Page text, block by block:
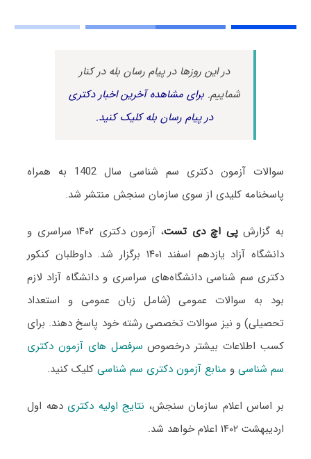
در این روزها در پیام رسان بله در کنار
شماییم.برای مشاهده آخرین اخبار دکتری
در پیام رسان بله کلیک کنید.
سوالات آزمون دکتری سم شناسی سال 1402 به همراه
پاسخنامه کلیدی از سوی سازمان سنجش منتشر شد.
به گزارشپی اچ دی تست
، آزمون دکتری ۱۴۰۲ سراسری و
دانشگاه آزاد یازدهم اسفند ۱۴۰۱ برگزار شد. داوطلبان کنکور
دکتری سم شناسی دانشگاه‌های سراسری و دانشگاه آزاد لازم
بود به سوالات عمومی (شامل زبان عمومی و استعداد
تحصیلی) و نیز سوالات تخصصی رشته خود پاسخ دهند. برای
کسب اطلاعات بیشتر درخصوص سرفصل های آزمون دکتری
سم شناسیو منابع آزمون دکتری سم شناسیکلیک کنید.
بر اساس اعلام سازمان سنجش، نتایج اولیه دکتری دهه اول
اردیبهشت ۱۴۰۲ اعلام خواهد شد.